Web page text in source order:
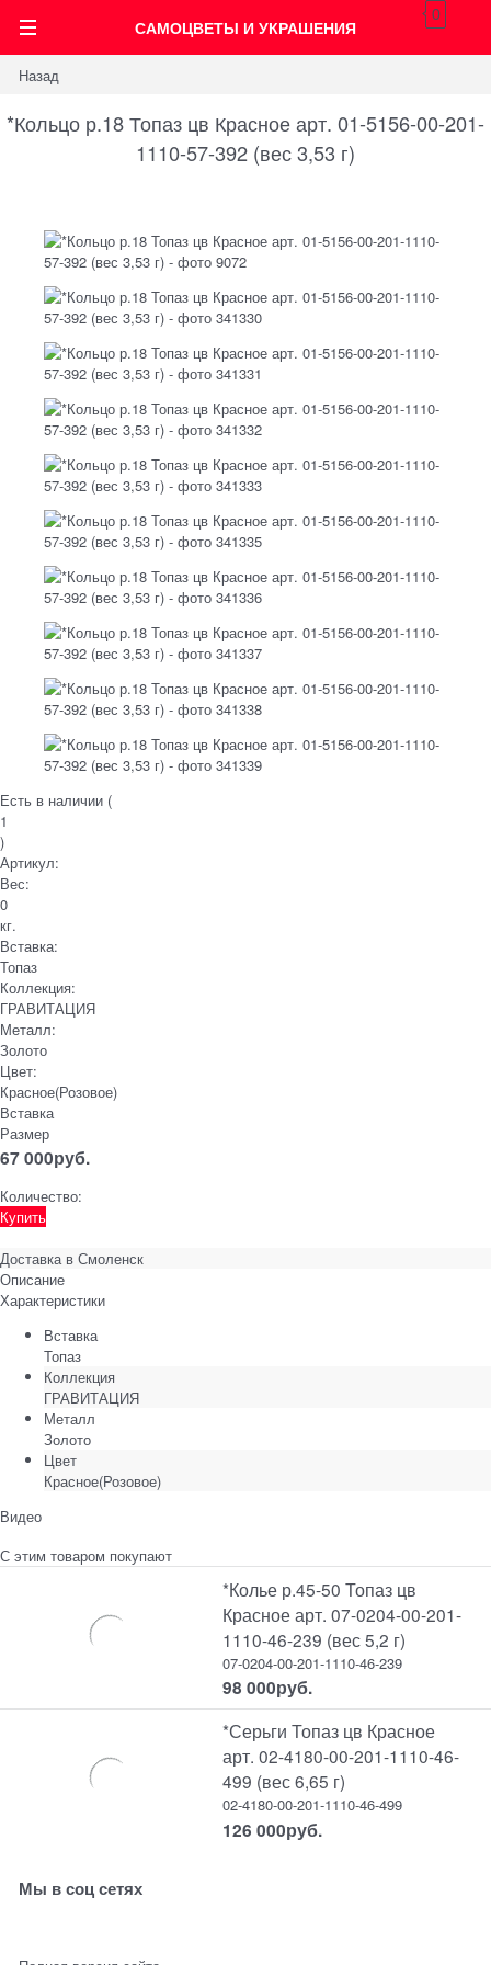
САМОЦВЕТЫ И УКРАШЕНИЯ
0
Назад
*Кольцо р.18 Топаз цв Красное арт. 01-5156-00-201-
1110-57-392 (вес 3,53 г)
Есть в наличии (
1
)
Артикул:
Вес:
0
кг.
Вставка:
Топаз
Коллекция:
ГРАВИТАЦИЯ
Металл:
Золото
Цвет:
Красное(Розовое)
Вставка
Размер
67 000руб.
Количество:
Купить
Доставка в Смоленск
Описание
Характеристики
Вставка
Топаз
Коллекция
ГРАВИТАЦИЯ
Металл
Золото
Цвет
Красное(Розовое)
Видео
С этим товаром покупают
*Колье р.45-50 Топаз цв
Красное арт. 07-0204-00-201-
1110-46-239 (вес 5,2 г)
07-0204-00-201-1110-46-239
98 000руб.
*Серьги Топаз цв Красное
арт. 02-4180-00-201-1110-46-
499 (вес 6,65 г)
02-4180-00-201-1110-46-499
126 000руб.
Мы в соц сетях